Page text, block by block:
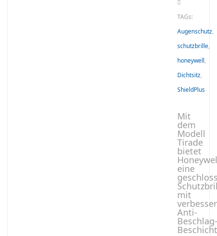
TAGs:
Augenschutz,
schutzbrille,
honeywell,
Dichtsitz,
ShieldPlus
Mit
dem
Modell
Tirade
bietet
eine
mit
Anti-
Beschlag-